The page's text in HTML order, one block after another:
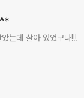
는데 살아 있었구나!!!